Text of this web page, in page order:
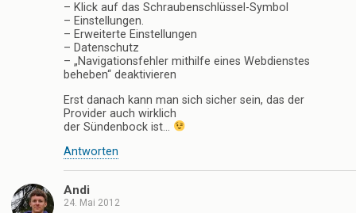
– Klick auf das Schraubenschlüssel-Symbol
– Einstellungen.
– Erweiterte Einstellungen
– Datenschutz
– „Navigationsfehler mithilfe eines Webdienstes
beheben“ deaktivieren
Erst danach kann man sich sicher sein, das der
Provider auch wirklich
der Sündenbock ist…
Antworten
Andi
24. Mai 2012